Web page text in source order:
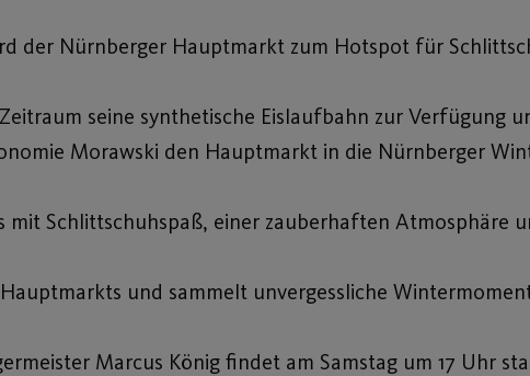
der Nürnberger Hauptmarkt zum Hotspot für
seine synthetische Eislaufbahn zur Verfügung
Morawski den Hauptmarkt in die Nürnberger
mit Schlittschuhspaß, einer zauberhaften Atmosphäre
und sammelt unvergessliche
Marcus König findet am Samstag um 17 Uhr